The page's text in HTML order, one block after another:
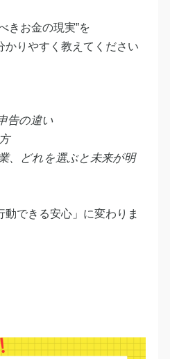
きお金の現実”を
かりやすく教えてください
告の違い
、どれを選ぶと未来が明
できる安心」に変わりま